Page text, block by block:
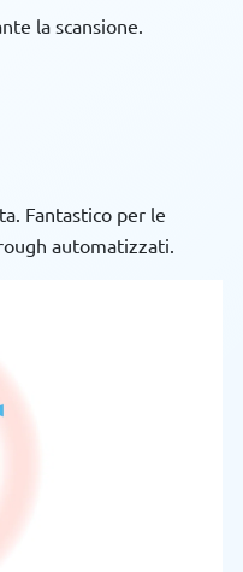
la scansione.
Fantastico per le
automatizzati.